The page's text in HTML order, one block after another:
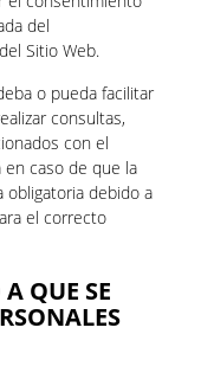
del
Sitio Web.
o pueda facilitar
consultas,
con el
caso de que la
obligatoria debido a
el correcto
QUE SE